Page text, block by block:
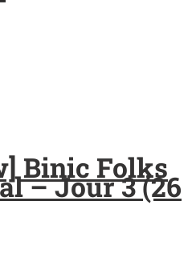
Binic Folks
– Jour 3 (26